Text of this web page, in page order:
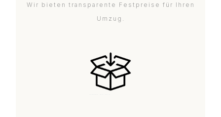
Wir bieten transparente Festpreise für Ihren
Umzug.